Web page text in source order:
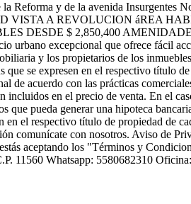
Reforma y de la avenida Insurgentes
VISTA A REVOLUCION áREA
DESDE $ 2,850,400
excepcional que ofrece fácil
y los propietarios de los
que se expresen en el respectivo
de acuerdo con las prácticas
en el precio de venta. En el
que pueda generar una hipoteca
en el respectivo título de propiedad
comunícate con nosotros. Aviso de
aceptando los "Términos y
11560 Whatsapp: 5580682310